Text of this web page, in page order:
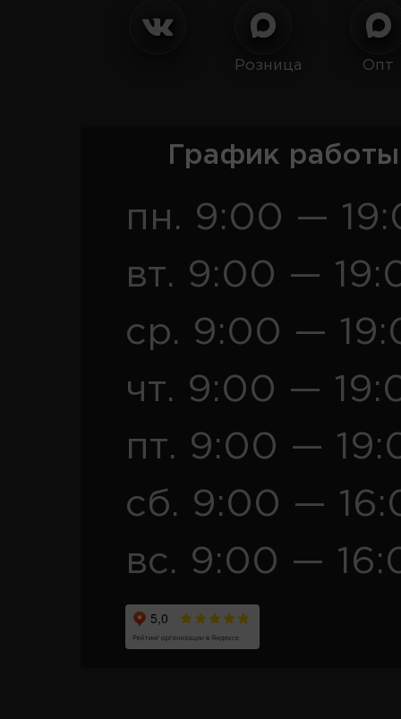
Розница Опт
График
пн. 9:00 —
вт. 9:00 —
ср. 9:00 —
чт. 9:00 —
пт. 9:00 —
сб. 9:00 —
вс. 9:00 —